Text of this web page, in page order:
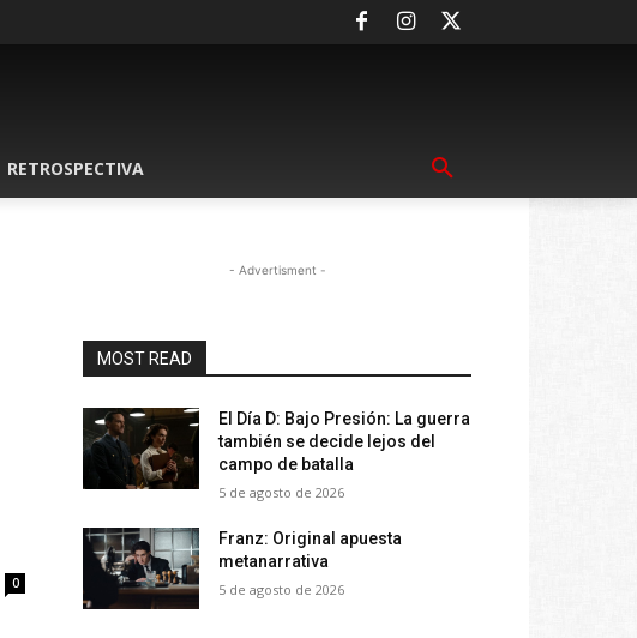
RETROSPECTIVA
0
- Advertisment -
MOST READ
El Día D: Bajo Presión: La guerra
también se decide lejos del
campo de batalla
5 de agosto de 2026
Franz: Original apuesta
metanarrativa
5 de agosto de 2026